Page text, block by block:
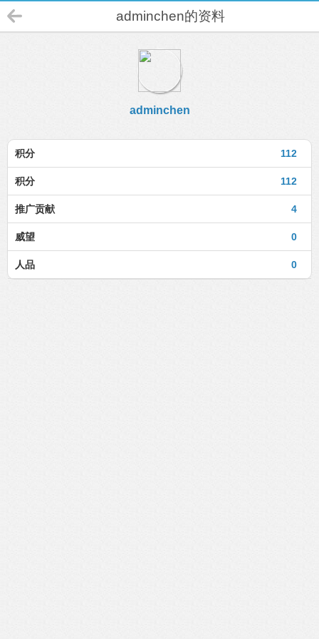
adminchen的资料
adminchen
112
积分
112
积分
4
推广贡献
0
威望
0
人品